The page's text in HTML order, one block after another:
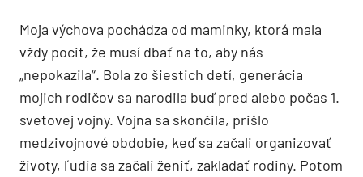
Moja výchova pochádza od maminky, ktorá mala
vždy pocit, že musí dbať na to, aby nás
„nepokazila“. Bola zo šiestich detí, generácia
mojich rodičov sa narodila buď pred alebo počas 1.
svetovej vojny. Vojna sa skončila, prišlo
medzivojnové obdobie, keď sa začali organizovať
životy, ľudia sa začali ženiť, zakladať rodiny. Potom